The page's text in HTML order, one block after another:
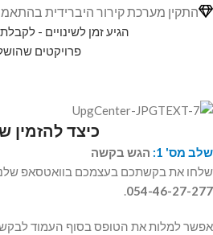
התקין מערכת קירור היברידית
הגיע זמן לשינויים -
פרויקטים
כיצד להזמין
שלב מס' 1:
הגש בקשה
שלחו את בקשתכם בעצמכם בוואטסאפ
054-46-27-277
.
אפשר למלות את הטופס בסוף העמוד